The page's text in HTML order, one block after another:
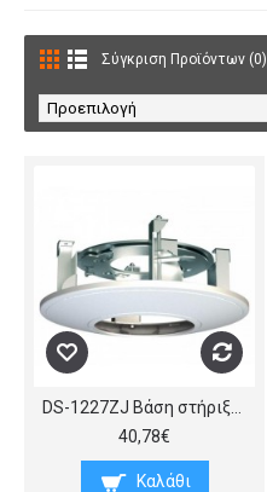
Σύγκριση Προϊόντων (0)
40,78€
Καλάθι